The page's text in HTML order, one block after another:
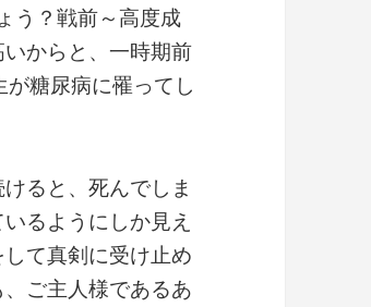
う？戦前～高度成
からと、一時期前
糖尿病に罹ってし
ると、死んでしま
るようにしか見え
て真剣に受け止め
ご主人様であるあ